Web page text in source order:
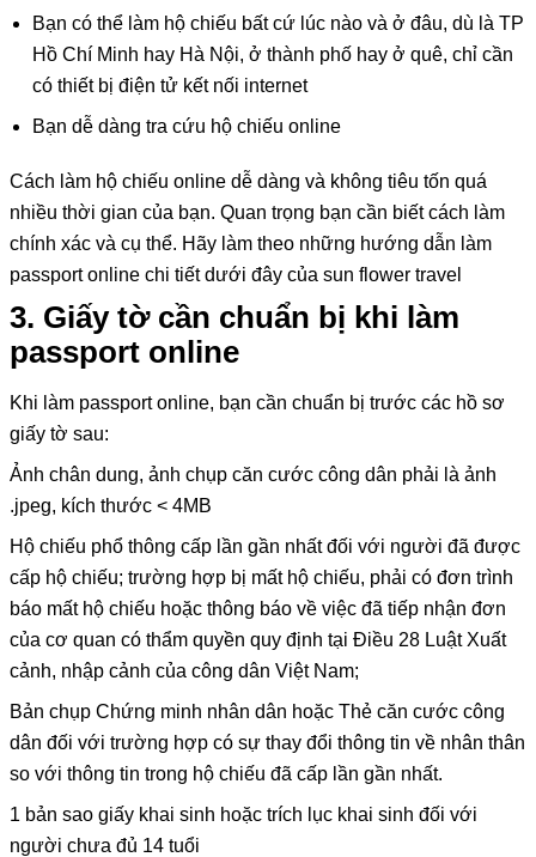
Bạn có thể làm hộ chiếu bất cứ lúc nào và ở đâu, dù là TP
Hồ Chí Minh hay Hà Nội, ở thành phố hay ở quê, chỉ cần
có thiết bị điện tử kết nối internet
Bạn dễ dàng tra cứu hộ chiếu online
Cách làm hộ chiếu online dễ dàng và không tiêu tốn quá
nhiều thời gian của bạn. Quan trọng bạn cần biết cách làm
chính xác và cụ thể. Hãy làm theo những hướng dẫn làm
passport online chi tiết dưới đây của sun flower travel
3. Giấy tờ cần chuẩn bị khi làm
passport online
Khi làm passport online, bạn cần chuẩn bị trước các hồ sơ
giấy tờ sau:
Ảnh chân dung, ảnh chụp căn cước công dân phải là ảnh
.jpeg, kích thước < 4MB
Hộ chiếu phổ thông cấp lần gần nhất đối với người đã được
cấp hộ chiếu; trường hợp bị mất hộ chiếu, phải có đơn trình
báo mất hộ chiếu hoặc thông báo về việc đã tiếp nhận đơn
của cơ quan có thẩm quyền quy định tại Điều 28 Luật Xuất
cảnh, nhập cảnh của công dân Việt Nam;
Bản chụp Chứng minh nhân dân hoặc Thẻ căn cước công
dân đối với trường hợp có sự thay đổi thông tin về nhân thân
so với thông tin trong hộ chiếu đã cấp lần gần nhất.
1 bản sao giấy khai sinh hoặc trích lục khai sinh đối với
người chưa đủ 14 tuổi